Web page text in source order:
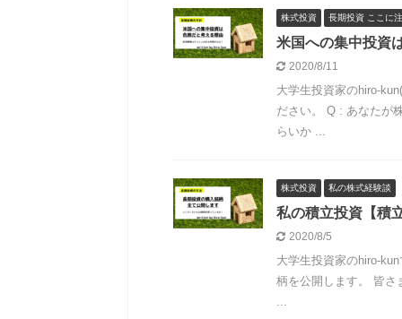
株式投資 長期投資 ここに
米国への集中投
2020/8/11
大学生投資家のhiro-
ださい。 Q : あなたが
らいか ...
株式投資 私の株式経験談
私の積立投資【積
2020/8/5
大学生投資家のhiro-
柄を公開します。 皆
...